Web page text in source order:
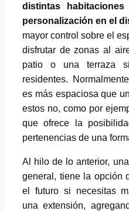
distintas
personalización en el
mayor control sobre el
disfrutar de zonas al
patio o una terraza
residentes.
es más espaciosa que
estos no, como por
que ofrece la
pertenencias de una
Al hilo de lo anterior,
general, tiene la opción
el futuro si necesitas
una extensión,